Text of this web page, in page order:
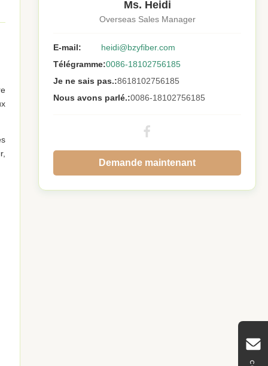
Ms. Heidi
Overseas Sales Manager
E-mail:
heidi@bzyfiber.com
Télégramme:0086-18102756185
Je ne sais pas.:8618102756185
Nous avons parlé.:0086-18102756185
Demande maintenant